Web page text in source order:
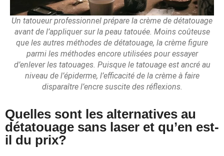
Un tatoueur professionnel prépare la crème de détatouage
avant de l’appliquer sur la peau tatouée. Moins coûteuse
que les autres méthodes de détatouage, la crème figure
parmi les méthodes encore utilisées pour essayer
d’enlever les tatouages. Puisque le tatouage est ancré au
niveau de l’épiderme, l’efficacité de la crème à faire
disparaître l’encre suscite des réflexions.
Quelles sont les alternatives au
détatouage sans laser et qu’en est-
il du prix?